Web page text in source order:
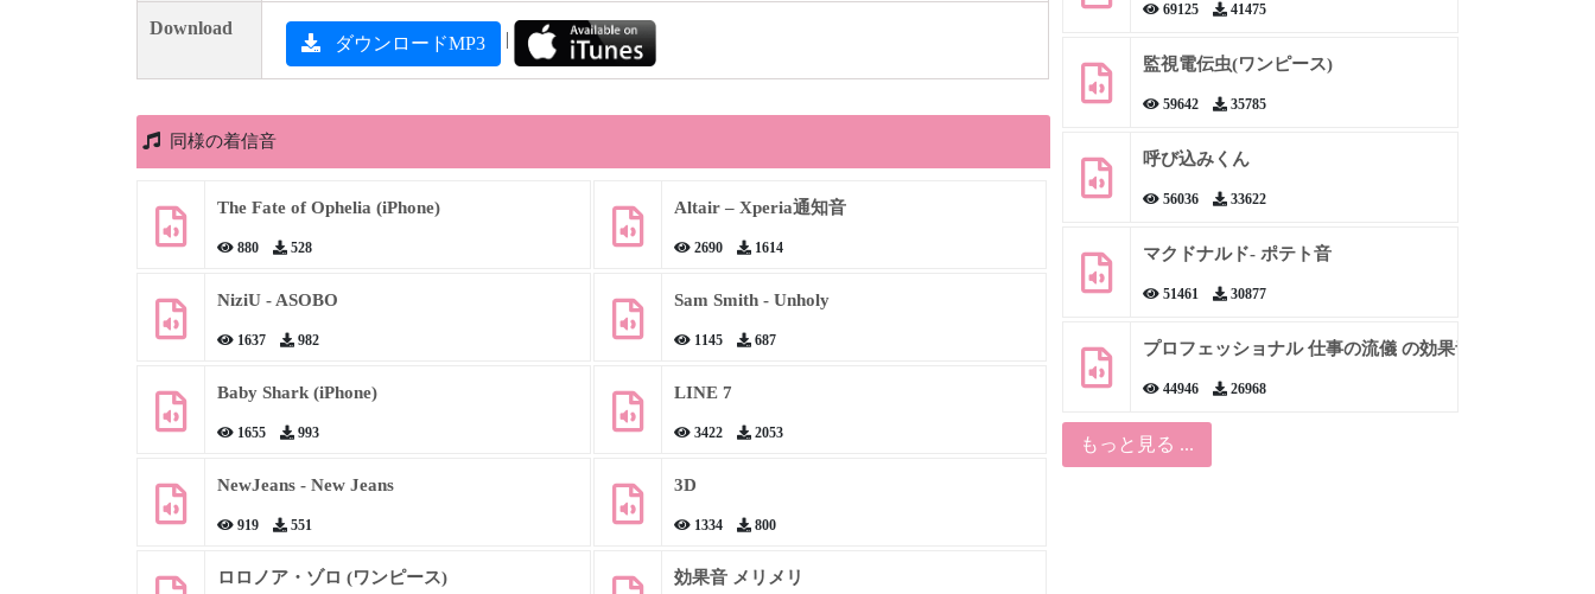
Download
ダウンロードMP3 |
同様の着信音
The Fate of Ophelia (iPhone)
880 528
Altair – Xperia通知音
2690 1614
NiziU - ASOBO
1637 982
Sam Smith - Unholy
1145 687
Baby Shark (iPhone)
1655 993
LINE 7
3422 2053
NewJeans - New Jeans
919 551
3D
1334 800
ロロノア・ゾロ (ワンピース) 効果音 メリメリ
69125 41475
監視電伝虫(ワンピース)
59642 35785
呼び込みくん
56036 33622
マクドナルド- ポテト音
51461 30877
プロフェッショナル 仕事の流儀 の効果音
44946 26968
もっと見る ...